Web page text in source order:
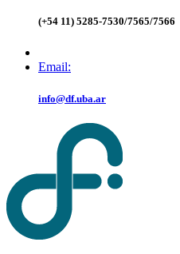
(+54 11) 5285-7530/7565/7566
Email:
info@df.uba.ar